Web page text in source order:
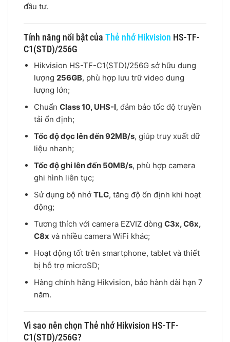
đầu tư.
Tính năng nổi bật của Thẻ nhớ Hikvision HS-TF-
C1(STD)/256G
Hikvision HS-TF-C1(STD)/256G sở hữu dung
lượng 256GB, phù hợp lưu trữ video dung
lượng lớn;
Chuẩn Class 10, UHS-I, đảm bảo tốc độ truyền
tải ổn định;
Tốc độ đọc lên đến 92MB/s, giúp truy xuất dữ
liệu nhanh;
Tốc độ ghi lên đến 50MB/s, phù hợp camera
ghi hình liên tục;
Sử dụng bộ nhớ TLC, tăng độ ổn định khi hoạt
động;
Tương thích với camera EZVIZ dòng C3x, C6x,
C8x và nhiều camera WiFi khác;
Hoạt động tốt trên smartphone, tablet và thiết
bị hỗ trợ microSD;
Hàng chính hãng Hikvision, bảo hành dài hạn 7
năm.
Vì sao nên chọn Thẻ nhớ Hikvision HS-TF-
C1(STD)/256G?